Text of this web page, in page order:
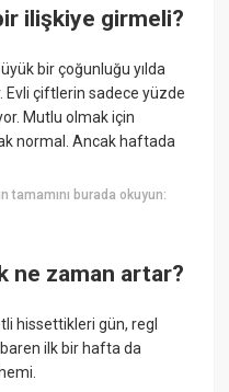
ilişkiye girmeli?
bir çoğunluğu yılda
çiftlerin sadece yüzde
Mutlu olmak için
normal. Ancak haftada
tamamını burada okuyun:
ne zaman artar?
hissettikleri gün, regl
ilk bir hafta da